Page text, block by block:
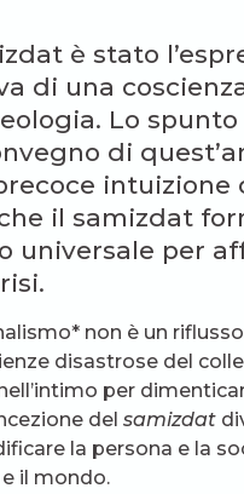
è stato
di una
Lo
di
intuizione
il samizdat
universale per
non è un
disastrose del
per
del samizdat
la persona e la
il mondo.